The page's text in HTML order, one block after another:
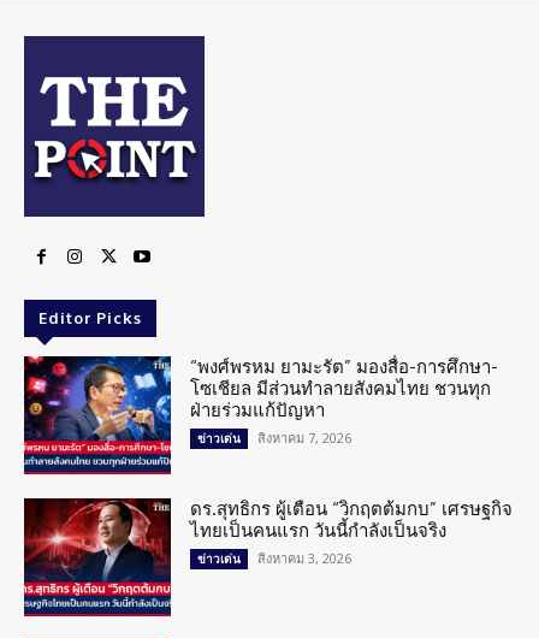
Editor Picks
“พงศ์พรหม ยามะรัต” มองสื่อ-การศึกษา-
โซเชียล มีส่วนทำลายสังคมไทย ชวนทุก
ฝ่ายร่วมแก้ปัญหา
ข่าวเด่น สิงหาคม 7, 2026
ดร.สุทธิกร ผู้เตือน “วิกฤตต้มกบ” เศรษฐกิจ
ไทยเป็นคนแรก วันนี้กำลังเป็นจริง
ข่าวเด่น สิงหาคม 3, 2026